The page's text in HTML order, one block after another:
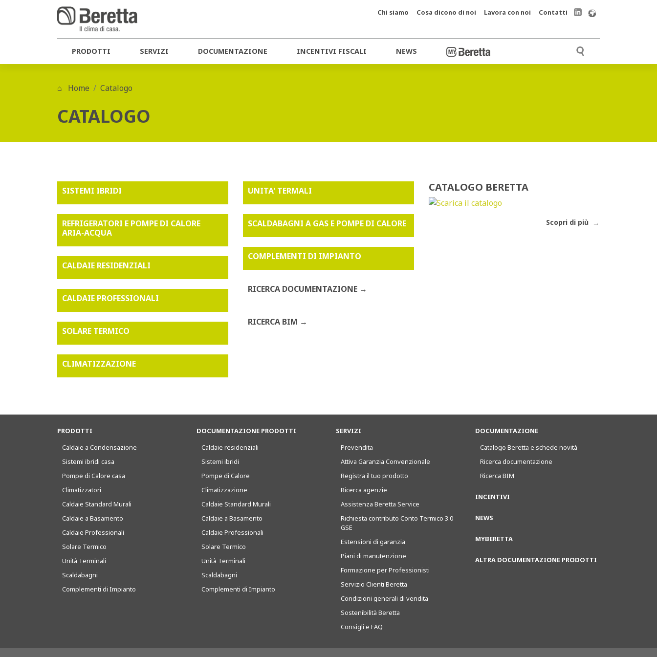
PRODOTTI SERVIZI DOCUMENTAZIONE INCENTIVI FISCALI NEWS
Chi siamo Cosa dicono di noi Lavora con noi Contatti
Home Catalogo
CATALOGO
SISTEMI IBRIDI
REFRIGERATORI E POMPE DI CALORE
ARIA-ACQUA
CALDAIE RESIDENZIALI
CALDAIE PROFESSIONALI
SOLARE TERMICO
CLIMATIZZAZIONE
UNITA' TERMALI
SCALDABAGNI A GAS E POMPE DI CALORE
COMPLEMENTI DI IMPIANTO
RICERCA DOCUMENTAZIONE
RICERCA BIM
CATALOGO BERETTA
Scopri di più
PRODOTTI
Caldaie a Condensazione
Sistemi ibridi casa
Pompe di Calore casa
Climatizzatori
Caldaie Standard Murali
Caldaie a Basamento
Caldaie Professionali
Solare Termico
Unità Terminali
Scaldabagni
Complementi di Impianto
DOCUMENTAZIONE PRODOTTI
Caldaie residenziali
Sistemi ibridi
Pompe di Calore
Climatizzazione
Caldaie Standard Murali
Caldaie a Basamento
Caldaie Professionali
Solare Termico
Unità Terminali
Scaldabagni
Complementi di Impianto
SERVIZI
Prevendita
Attiva Garanzia Convenzionale
Registra il tuo prodotto
Ricerca agenzie
Assistenza Beretta Service
Richiesta contributo Conto Termico 3.0
GSE
Estensioni di garanzia
Piani di manutenzione
Formazione per Professionisti
Servizio Clienti Beretta
Condizioni generali di vendita
Sostenibilità Beretta
Consigli e FAQ
DOCUMENTAZIONE
Catalogo Beretta e schede novità
Ricerca documentazione
Ricerca BIM
INCENTIVI
NEWS
MYBERETTA
ALTRA DOCUMENTAZIONE PRODOTTI